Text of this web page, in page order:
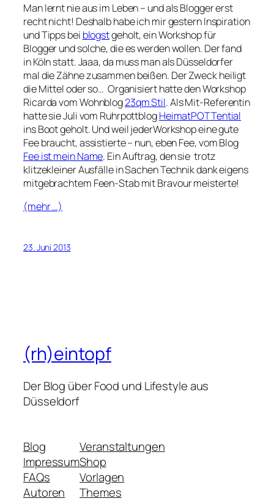
Man lernt nie aus im Leben – und als Blogger erst
recht nicht! Deshalb habe ich mir gestern Inspiration
und Tipps bei blogstgeholt, ein Workshop für
Blogger und solche, die es werden wollen. Der fand
in Köln statt. Jaaa, da muss man als Düsseldorfer
mal die Zähne zusammen beißen. Der Zweck heiligt
die Mittel oder so… Organisiert hatte den Workshop
Ricarda vom Wohnblog23qm Stil. Als Mit-Referentin
hatte sie Juli vom RuhrpottblogHeimatPOTTential
ins Boot geholt. Und weil jederWorkshop eine gute
Fee braucht, assistierte – nun, eben Fee, vom Blog
Fee ist mein Name. Ein Auftrag, den sie trotz
klitzekleiner Ausfälle in Sachen Technik dank eigens
mitgebrachtem Feen-Stab mit Bravour meisterte!
(mehr …)
23. Juni 2013
(rh)eintopf
Der Blog über Food und Lifestyle aus
Düsseldorf
Blog
Impressum
FAQs
Autoren
Veranstaltungen
Shop
Vorlagen
Themes